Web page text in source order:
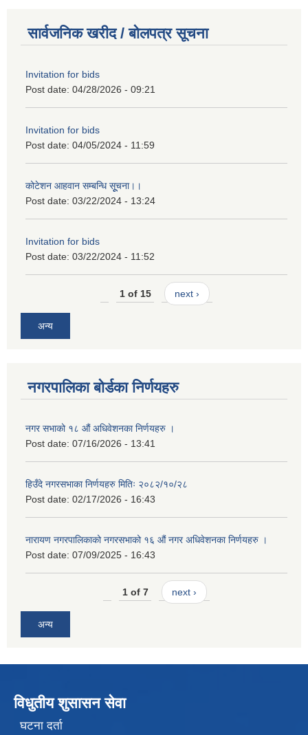
सार्वजनिक खरीद / बोलपत्र सूचना
Invitation for bids
Post date: 04/28/2026 - 09:21
Invitation for bids
Post date: 04/05/2024 - 11:59
कोटेशन आहवान सम्बन्धि सूूचना।।
Post date: 03/22/2024 - 13:24
Invitation for bids
Post date: 03/22/2024 - 11:52
1 of 15 next ›
अन्य
नगरपालिका बोर्डका निर्णयहरु
नगर सभाको १८ औं अधिवेशनका निर्णयहरु ।
Post date: 07/16/2026 - 13:41
हिउँदे नगरसभाका निर्णयहरु मितिः २०८२/१०/२८
Post date: 02/17/2026 - 16:43
नारायण नगरपालिकाको नगरसभाको १६ औं नगर अधिवेशनका निर्णयहरु ।
Post date: 07/09/2025 - 16:43
1 of 7 next ›
अन्य
विधुतीय शुसासन सेवा
घटना दर्ता